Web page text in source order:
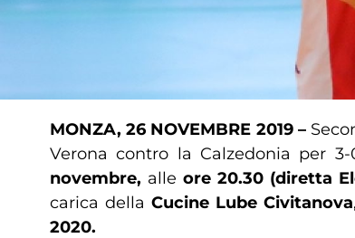
MONZA, 26 NOVEMBRE 2019 –
Verona contro la Calzedonia per
novembre, alleore 20.30 (diretta
carica dellaCucine Lube Civitanova
2020.